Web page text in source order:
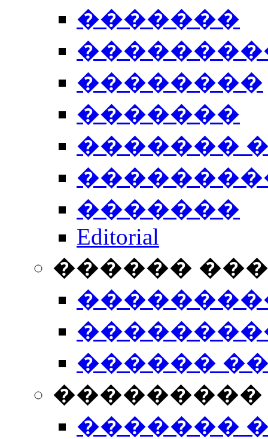
�������
��������
�������
�������
�������
Editorial
������
������
���������
�������